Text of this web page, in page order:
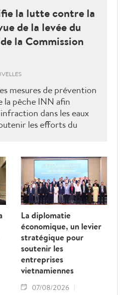
la lutte contre la
de la levée du
la Commission
mesures de prévention
la pêche INN afin
dans les eaux
les efforts du
La diplomatie
économique, un levier
stratégique pour
soutenir les
entreprises
vietnamiennes
07/08/2026